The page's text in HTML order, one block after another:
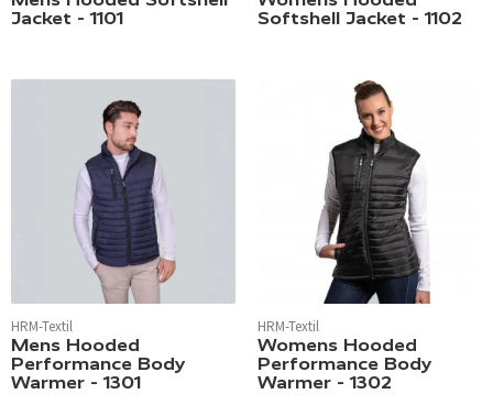
Jacket - 1101
Softshell Jacket - 1102
HRM-Textil
Mens Hooded
Performance Body
Warmer - 1301
HRM-Textil
Womens Hooded
Performance Body
Warmer - 1302